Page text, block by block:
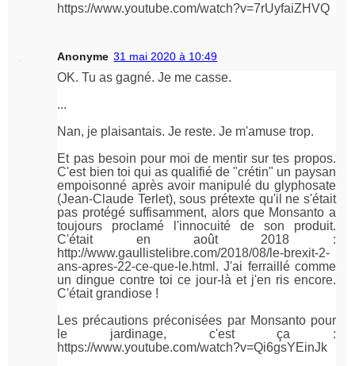
https://www.youtube.com/watch?v=7rUyfaiZHVQ
Anonyme 31 mai 2020 à 10:49
OK. Tu as gagné. Je me casse.
...
Nan, je plaisantais. Je reste. Je m'amuse trop.
Et pas besoin pour moi de mentir sur tes propos.
C'est bien toi qui as qualifié de "crétin" un paysan
empoisonné après avoir manipulé du glyphosate
(Jean-Claude Terlet), sous prétexte qu'il ne s'était
pas protégé suffisamment, alors que Monsanto a
toujours proclamé l'innocuité de son produit.
C'était en août 2018 :
http://www.gaullistelibre.com/2018/08/le-brexit-2-
ans-apres-22-ce-que-le.html. J'ai ferraillé comme
un dingue contre toi ce jour-là et j'en ris encore.
C'était grandiose !
Les précautions préconisées par Monsanto pour
le jardinage, c'est ça :
https://www.youtube.com/watch?v=Qi6gsYEinJk